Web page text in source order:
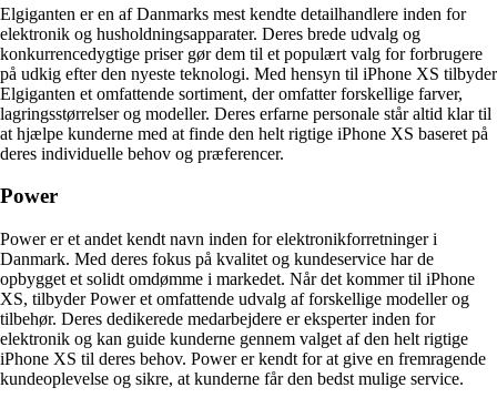
Elgiganten er en af Danmarks mest kendte detailhandlere inden for
elektronik og husholdningsapparater. Deres brede udvalg og
konkurrencedygtige priser gør dem til et populært valg for forbrugere
på udkig efter den nyeste teknologi. Med hensyn til iPhone XS tilbyder
Elgiganten et omfattende sortiment, der omfatter forskellige farver,
lagringsstørrelser og modeller. Deres erfarne personale står altid klar til
at hjælpe kunderne med at finde den helt rigtige iPhone XS baseret på
deres individuelle behov og præferencer.
Power
Power er et andet kendt navn inden for elektronikforretninger i
Danmark. Med deres fokus på kvalitet og kundeservice har de
opbygget et solidt omdømme i markedet. Når det kommer til iPhone
XS, tilbyder Power et omfattende udvalg af forskellige modeller og
tilbehør. Deres dedikerede medarbejdere er eksperter inden for
elektronik og kan guide kunderne gennem valget af den helt rigtige
iPhone XS til deres behov. Power er kendt for at give en fremragende
kundeoplevelse og sikre, at kunderne får den bedst mulige service.